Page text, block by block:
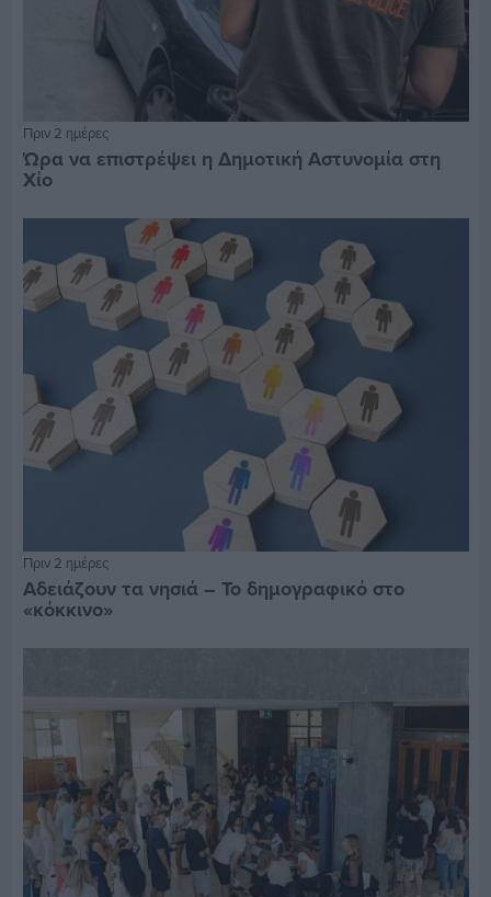
Πριν 2 ημέρες
Ώρα να επιστρέψει η Δημοτική Αστυνομία στη
Χίο
Πριν 2 ημέρες
Αδειάζουν τα νησιά – Το δημογραφικό στο
«κόκκινο»